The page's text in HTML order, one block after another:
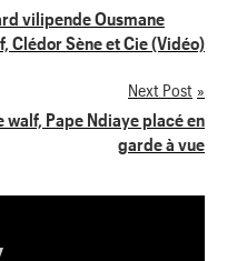
vilipende Ousmane
Clédor Sène et Cie (Vidéo)
Next Post
Pape Ndiaye placé en
garde à vue